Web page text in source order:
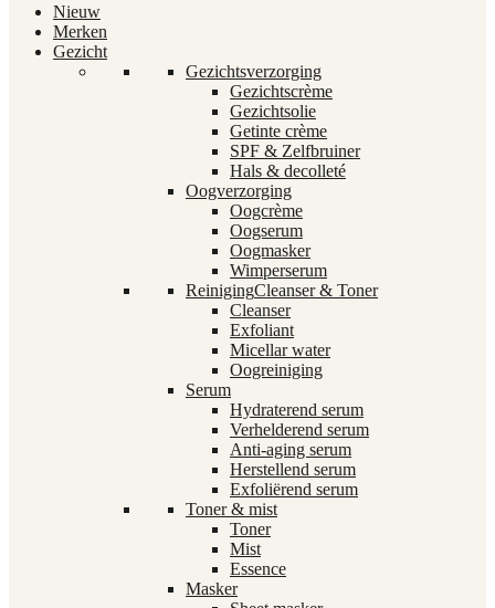
Nieuw
Merken
Gezicht
Gezichtsverzorging
Gezichtscrème
Gezichtsolie
Getinte crème
SPF & Zelfbruiner
Hals & decolleté
Oogverzorging
Oogcrème
Oogserum
Oogmasker
Wimperserum
ReinigingCleanser & Toner
Cleanser
Exfoliant
Micellar water
Oogreiniging
Serum
Hydraterend serum
Verhelderend serum
Anti-aging serum
Herstellend serum
Exfoliërend serum
Toner & mist
Toner
Mist
Essence
Masker